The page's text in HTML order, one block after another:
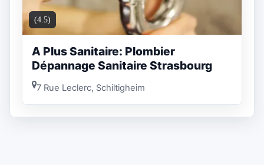
(4.5)
A Plus Sanitaire: Plombier
Dépannage Sanitaire Strasbourg
7 Rue Leclerc, Schiltigheim